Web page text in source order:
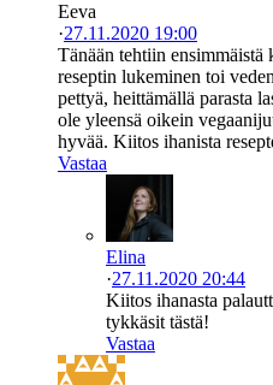
Eeva
·27.11.2020 19:00
Tänään tehtiin ensimmäistä
reseptin lukeminen toi
pettyä, heittämällä parasta
ole yleensä oikein
hyvää. Kiitos ihanista
Vastaa
Elina
·27.11.2020 20:44
Kiitos ihanasta
tykkäsit tästä!
Vastaa